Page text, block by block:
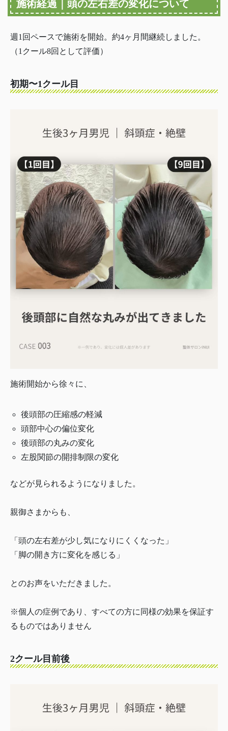
施術経過｜頭の左右差の変化について
週1回ペースで施術を開始。約4ヶ月間継続しました。
（1クール8回として評価）
初期〜1クール目
施術開始から徐々に、
後頭部の圧縮感の軽減
頭部中心の偏位変化
後頭部の丸みの変化
左股関節の開排制限の変化
などが見られるようになりました。
親御さまからも、
「頭の左右差が少し気になりにくくなった」
「脚の開き方に変化を感じる」
とのお声をいただきました。
※個人の症例であり、すべての方に同様の効果を保証す
るものではありません
2クール目前後